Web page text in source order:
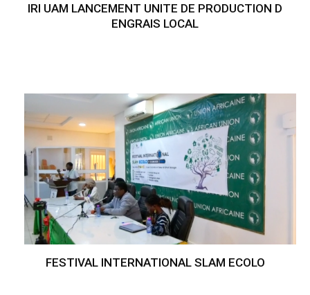
IRI UAM LANCEMENT UNITE DE PRODUCTION D
ENGRAIS LOCAL
FESTIVAL INTERNATIONAL SLAM ECOLO